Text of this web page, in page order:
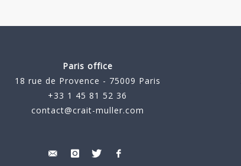
Paris office
18 rue de Provence - 75009 Paris
+33 1 45 81 52 36
contact@crait-muller.com